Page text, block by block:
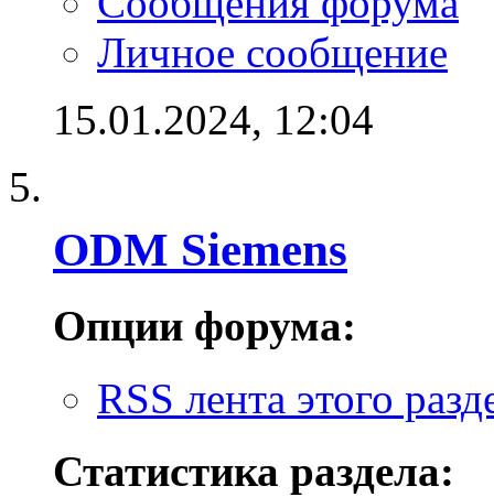
Личное сообщение
15.01.2024, 12:04
ODM Siemens
Опции форума:
RSS лента этого
Статистика раздела: